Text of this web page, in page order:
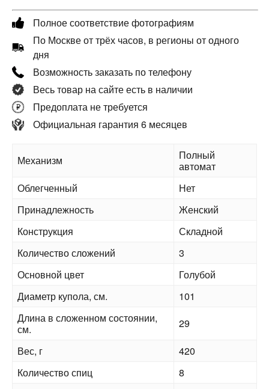
Полное соответствие фотографиям
По Москве от трёх часов, в регионы от одного
дня
Возможность заказать по телефону
Весь товар на сайте есть в наличии
Предоплата не требуется
Официальная гарантия 6 месяцев
Механизм
Полный
автомат
Облегченный
Нет
Принадлежность
Женский
Конструкция
Складной
Количество сложений
3
Основной цвет
Голубой
Диаметр купола, см.
101
Длина в сложенном состоянии,
см.
29
Вес, г
420
Количество спиц
8